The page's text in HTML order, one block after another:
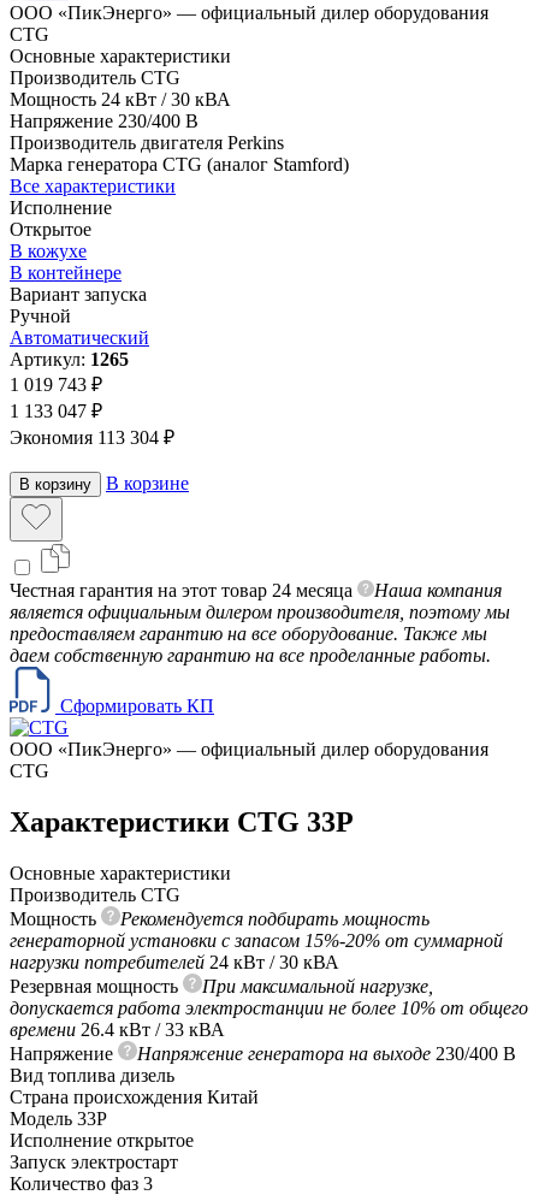
ООО «ПикЭнерго» — официальный дилер оборудования
CTG
Основные характеристики
Производитель CTG
Мощность 24 кВт / 30 кВА
Напряжение 230/400 В
Производитель двигателя Perkins
Марка генератора CTG (аналог Stamford)
Все характеристики
Исполнение
Открытое
В кожухе
В контейнере
Вариант запуска
Ручной
Автоматический
Артикул: 1265
1 019 743 ₽
1 133 047 ₽
Экономия 113 304 ₽
В корзину В корзине
Честная гарантия на этот товар 24 месяца
Наша компания
является официальным дилером производителя, поэтому мы
предоставляем гарантию на все оборудование. Также мы
даем собственную гарантию на все проделанные работы.
Сформировать КП
ООО «ПикЭнерго» — официальный дилер оборудования
CTG
Характеристики CTG 33P
Основные характеристики
Производитель CTG
Мощность
Рекомендуется подбирать мощность
генераторной установки с запасом 15%-20% от суммарной
нагрузки потребителей 24 кВт / 30 кВА
Резервная мощность
При максимальной нагрузке,
допускается работа электростанции не более 10% от общего
времени 26.4 кВт / 33 кВА
Напряжение
Напряжение генератора на выходе 230/400 В
Вид топлива дизель
Страна происхождения Китай
Модель 33P
Исполнение открытое
Запуск электростарт
Количество фаз 3